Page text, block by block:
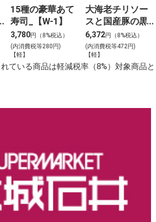
15種の豪華あて
寿司_【W-1】
3,780円（8%税込）
(内消費税等280円)
【軽】
大海老チリソー
スと国産豚の黒
酢団子と４種料
理の盛合わせ
（大）_【C-2】
6,372円（8%税込）
(内消費税等472円)
【軽】
ている商品は軽減税率（8%）対象商品と